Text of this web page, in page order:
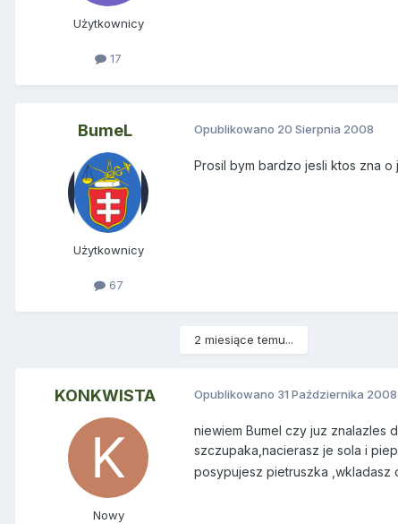
Użytkownicy
17
BumeL
Użytkownicy
67
Opublikowano 20 Sierpnia 2008
Prosil bym bardzo jesli ktos zna
2 miesiące temu...
KONKWISTA
Nowy
Opublikowano 31 Października 2008
niewiem Bumel czy juz
szczupaka,nacierasz je sola i
posypujesz pietruszka ,wkladasz